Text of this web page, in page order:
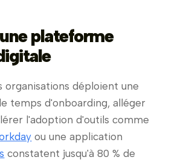
plateforme
organisations déploient une
temps d'onboarding, alléger
l'adoption d'outils comme
ou une application
constatent jusqu'à 80 % de